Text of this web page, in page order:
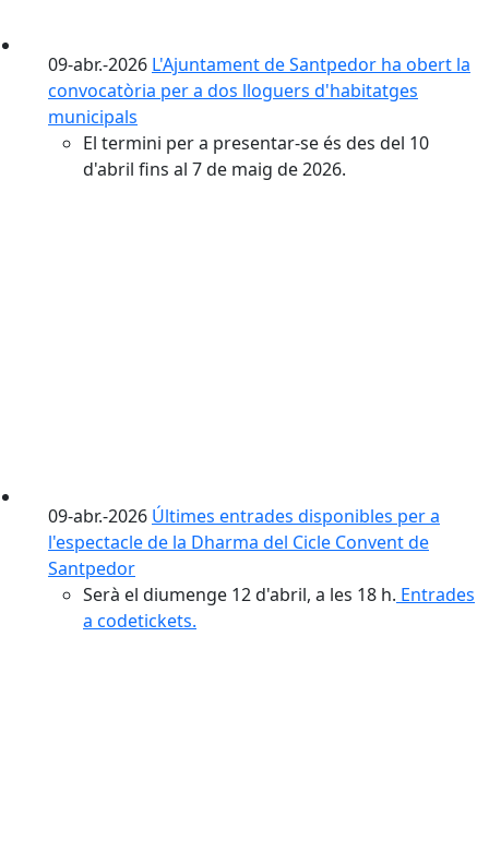
09-abr.-2026 L'Ajuntament de Santpedor ha obert la
convocatòria per a dos lloguers d'habitatges
municipals
El termini per a presentar-se és des del 10
d'abril fins al 7 de maig de 2026.
09-abr.-2026 Últimes entrades disponibles per a
l'espectacle de la Dharma del Cicle Convent de
Santpedor
Serà el diumenge 12 d'abril, a les 18 h. Entrades
a codetickets.